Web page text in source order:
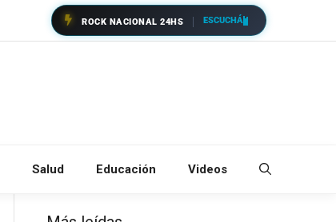
ROCK NACIONAL 24HS ESCUCHÁ
Salud Educación Videos